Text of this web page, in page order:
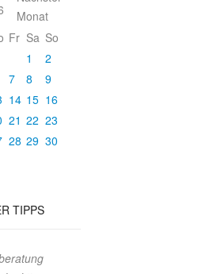
Fr Sa So
1
2
7 8
9
14 15 16
21 22 23
28 29 30
TIPPS